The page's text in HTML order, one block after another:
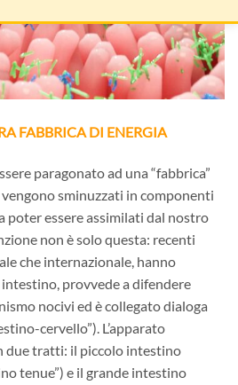
FABBRICA DI ENERGIA
paragonato ad una “fabbrica”
sminuzzati in componenti
poter essere assimilati dal nostro
non è solo questa: recenti
che internazionale, hanno
provvede a difendere
nocivi ed è collegato dialoga
cervello”). L’apparato
due tratti: il piccolo intestino
tenue”) e il grande intestino